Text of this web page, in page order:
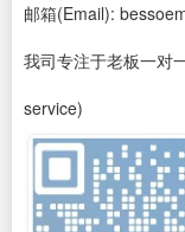
邮箱(Email):
我司专注于老板一对
service)